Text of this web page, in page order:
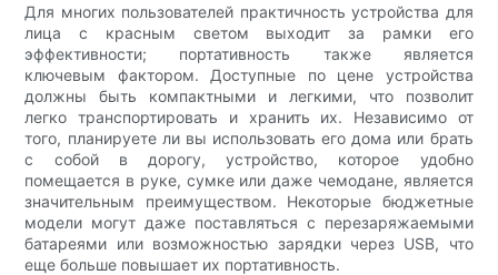
Для многих пользователей практичность устройства для
лица с красным светом выходит за рамки его
эффективности; портативность также является
ключевым фактором. Доступные по цене устройства
должны быть компактными и легкими, что позволит
легко транспортировать и хранить их. Независимо от
того, планируете ли вы использовать его дома или брать
с собой в дорогу, устройство, которое удобно
помещается в руке, сумке или даже чемодане, является
значительным преимуществом. Некоторые бюджетные
модели могут даже поставляться с перезаряжаемыми
батареями или возможностью зарядки через USB, что
еще больше повышает их портативность.